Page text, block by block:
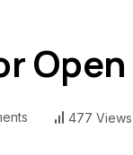
477 Views